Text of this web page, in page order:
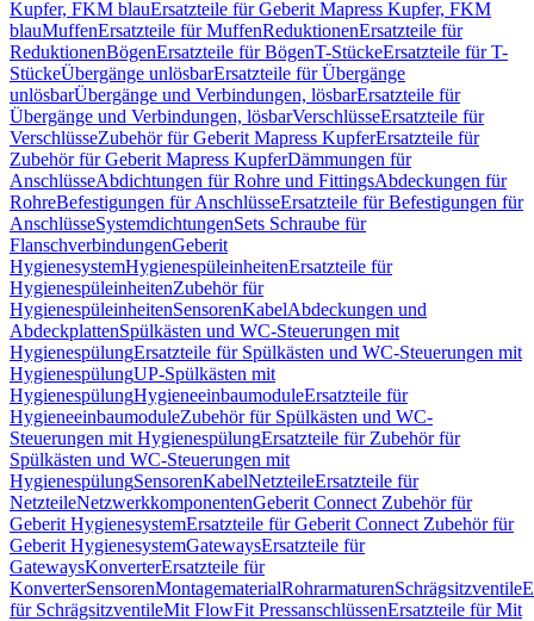
Kupfer, FKM blauErsatzteile für Geberit Mapress Kupfer, FKM
blauMuffenErsatzteile für MuffenReduktionenErsatzteile für
ReduktionenBögenErsatzteile für BögenT-StückeErsatzteile für T-
StückeÜbergänge unlösbarErsatzteile für Übergänge
unlösbarÜbergänge und Verbindungen, lösbarErsatzteile für
Übergänge und Verbindungen, lösbarVerschlüsseErsatzteile für
VerschlüsseZubehör für Geberit Mapress KupferErsatzteile für
Zubehör für Geberit Mapress KupferDämmungen für
AnschlüsseAbdichtungen für Rohre und FittingsAbdeckungen für
RohreBefestigungen für AnschlüsseErsatzteile für Befestigungen für
AnschlüsseSystemdichtungenSets Schraube für
FlanschverbindungenGeberit
HygienesystemHygienespüleinheitenErsatzteile für
HygienespüleinheitenZubehör für
HygienespüleinheitenSensorenKabelAbdeckungen und
AbdeckplattenSpülkästen und WC-Steuerungen mit
HygienespülungErsatzteile für Spülkästen und WC-Steuerungen mit
HygienespülungUP-Spülkästen mit
HygienespülungHygieneeinbaumoduleErsatzteile für
HygieneeinbaumoduleZubehör für Spülkästen und WC-
Steuerungen mit HygienespülungErsatzteile für Zubehör für
Spülkästen und WC-Steuerungen mit
HygienespülungSensorenKabelNetzteileErsatzteile für
NetzteileNetzwerkkomponentenGeberit Connect Zubehör für
Geberit HygienesystemErsatzteile für Geberit Connect Zubehör für
Geberit HygienesystemGatewaysErsatzteile für
GatewaysKonverterErsatzteile für
KonverterSensorenMontagematerialRohrarmaturenSchrägsitzventile
für SchrägsitzventileMit FlowFit PressanschlüssenErsatzteile für Mit